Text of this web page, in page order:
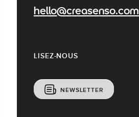
hello@creasenso.com
LISEZ-NOUS
NEWSLETTER